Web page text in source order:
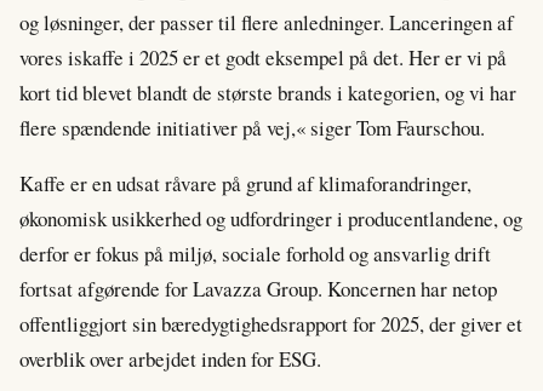
og løsninger, der passer til flere anledninger. Lanceringen af
vores iskaffe i 2025 er et godt eksempel på det. Her er vi på
kort tid blevet blandt de største brands i kategorien, og vi har
flere spændende initiativer på vej,« siger Tom Faurschou.
Kaffe er en udsat råvare på grund af klimaforandringer,
økonomisk usikkerhed og udfordringer i producentlandene, og
derfor er fokus på miljø, sociale forhold og ansvarlig drift
fortsat afgørende for Lavazza Group. Koncernen har netop
offentliggjort sin bæredygtighedsrapport for 2025, der giver et
overblik over arbejdet inden for ESG.